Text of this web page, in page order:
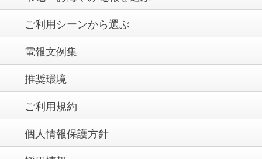
ご利用シーンから選ぶ
電報文例集
推奨環境
ご利用規約
個人情報保護方針